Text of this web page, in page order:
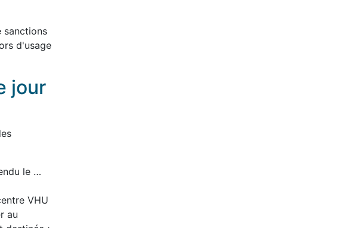
sanctions
d'usage
jour
le …
VHU
au